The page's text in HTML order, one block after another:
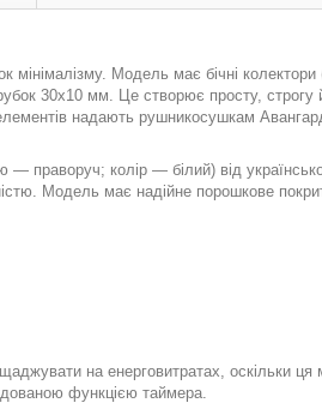
мінімалізму. Модель має бічні колектори
30х10 мм. Це створює просту, строгу
надають рушникосушкам Авангард
праворуч; колір — білий) від
Модель має надійне порошкове
на енерговитратах, оскільки
функцією таймера.